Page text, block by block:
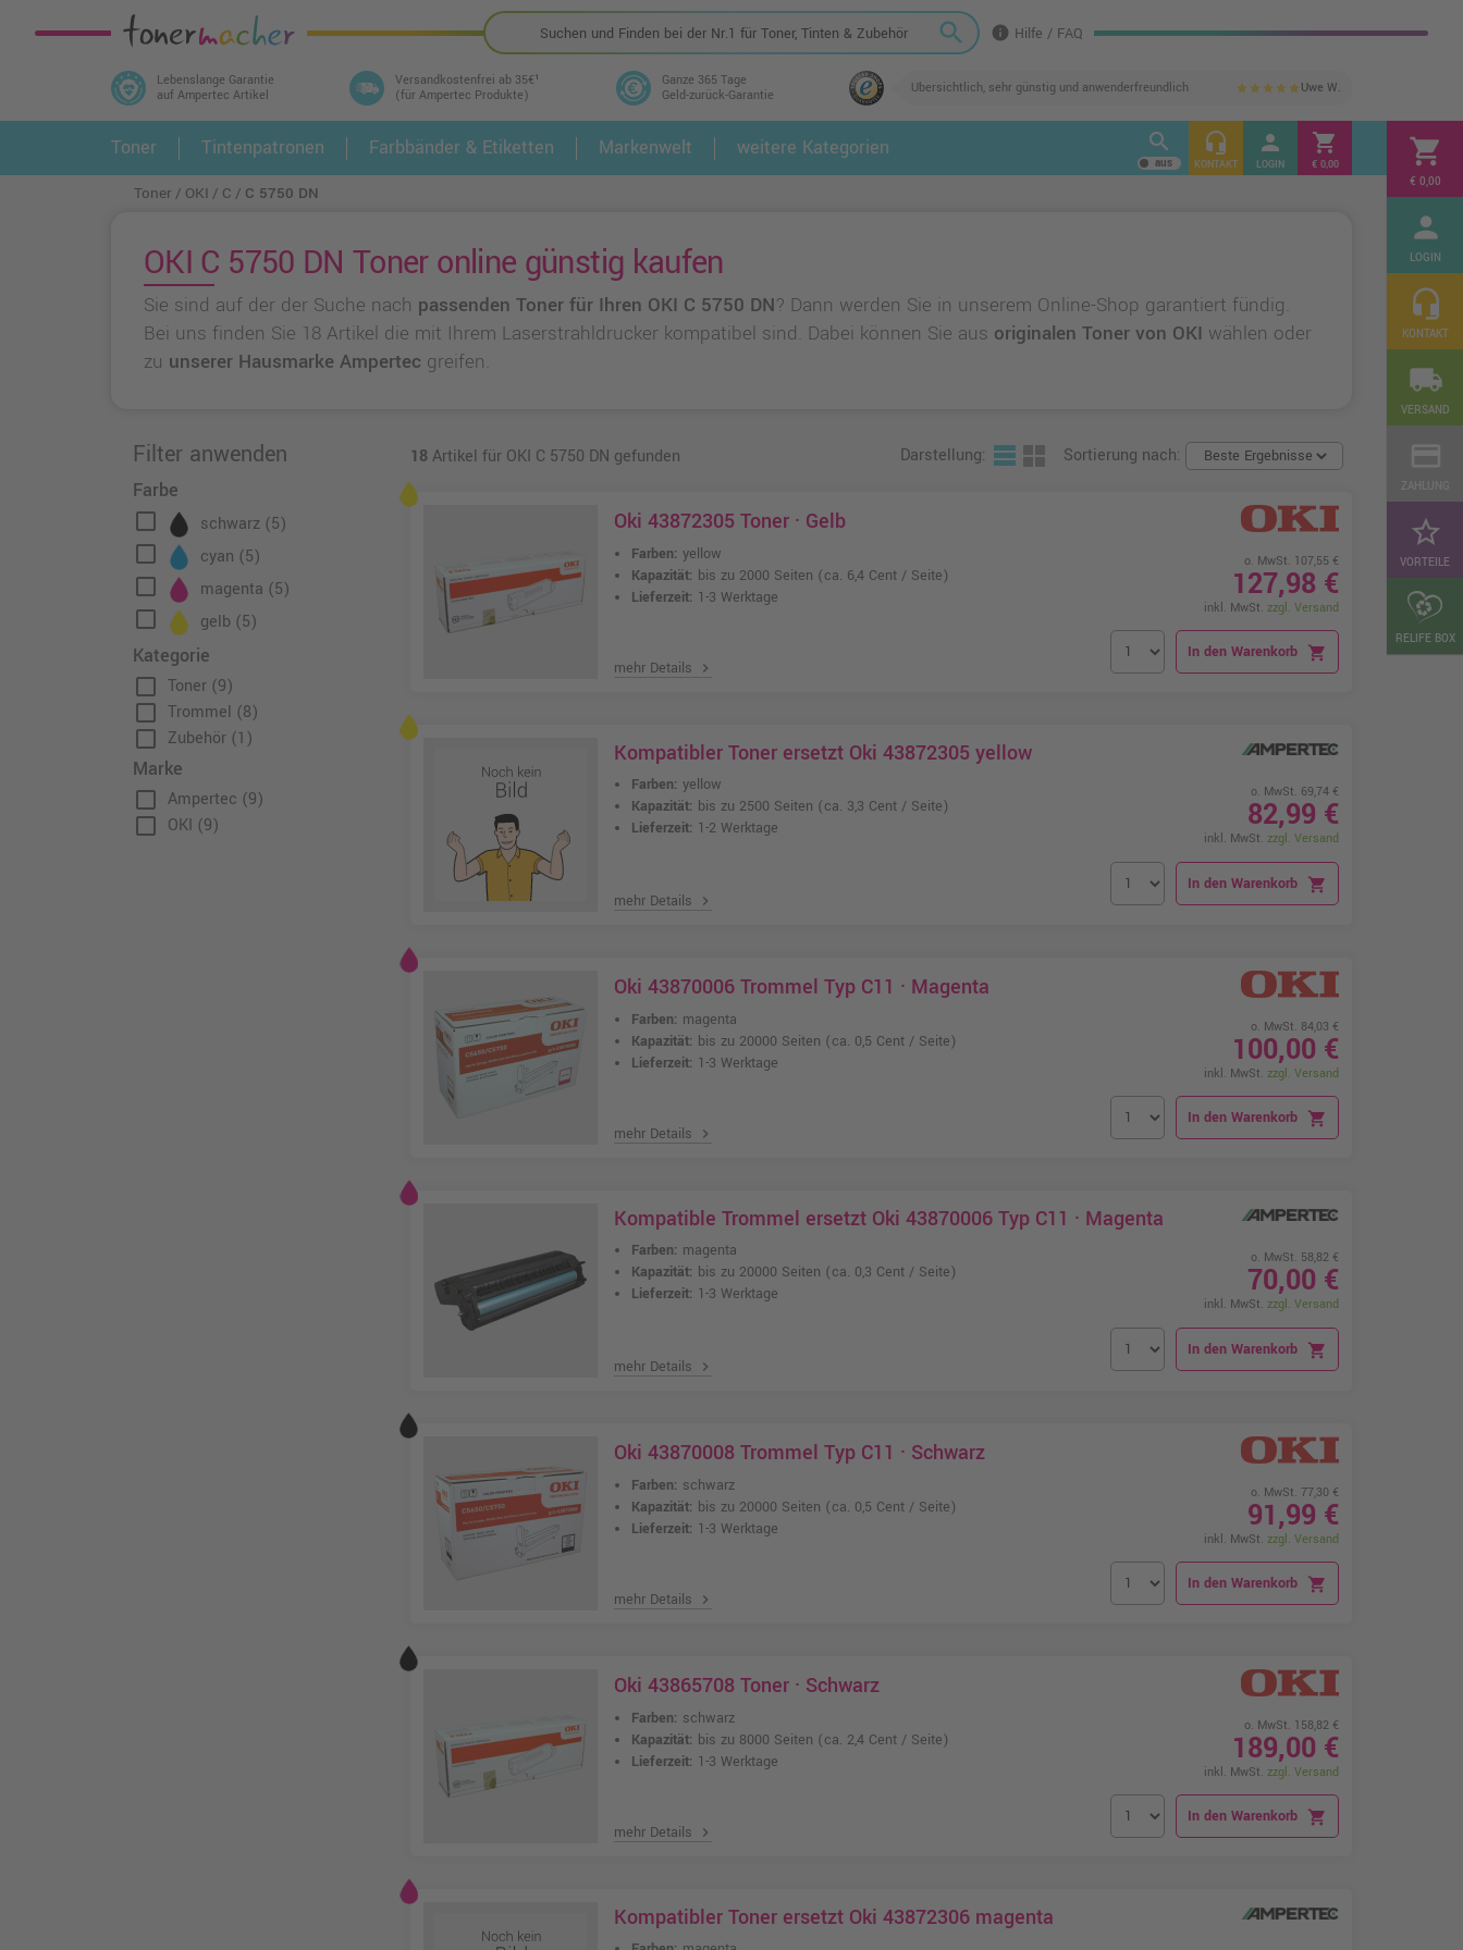
search info Hilfe / FAQ
Lebenslange Garantie
auf Ampertec Artikel
Versandkostenfrei ab 35€¹
(für Ampertec Produkte)
Ganze 365 Tage
Geld-zurück-Garantie
Übersichtlich, sehr günstig und anwenderfreundlich star star star star star Uwe W.
shopping_cart
€ 0,00
person
LOGIN
headset_mic
KONTAKT
local_shipping
VERSAND
star_border
VORTEILE
RELIFE BOX
In 3 einfachen Schritten ihr Druckermodell
und alle dazu passenden Artikel finden ➤ 1. 2.
Toner Tintenpatronen Farbbänder & Etiketten Markenwelt weitere Kategorien search headset_mic
KONTAKT
person
LOGIN
shopping_cart
€ 0,00
Toner OKI C C 5750 DN
OKI C 5750 DN Toner online günstig kaufen
Sie sind auf der der Suche nach passenden Toner für Ihren OKI C 5750 DN? Dann werden Sie in unserem Online-Shop garantiert fündig.
Bei uns finden Sie 18 Artikel die mit Ihrem Laserstrahldrucker kompatibel sind. Dabei können Sie aus originalen Toner von OKI wählen oder
zu unserer Hausmarke Ampertec greifen.
Filter anwenden
Farbe
check_box_outline_blank schwarz (5)
check_box_outline_blank cyan (5)
check_box_outline_blank magenta (5)
check_box_outline_blank gelb (5)
Kategorie
check_box_outline_blank Toner (9)
check_box_outline_blank Trommel (8)
check_box_outline_blank Zubehör (1)
Marke
check_box_outline_blank Ampertec (9)
check_box_outline_blank OKI (9)
18Artikel für OKI C 5750 DN gefunden Darstellung: Sortierung nach:
Oki 43872305 Toner · Gelb
Farben: yellow
Kapazität: bis zu 2000 Seiten (ca. 6,4 Cent / Seite)
Lieferzeit: 1-3 Werktage
mehr Details chevron_right
o. MwSt. 107,55 €
127,98 €
inkl. MwSt. zzgl. Versand
In den Warenkorb shopping_cart
Kompatibler Toner ersetzt Oki 43872305 yellow
Farben: yellow
Kapazität: bis zu 2500 Seiten (ca. 3,3 Cent / Seite)
Lieferzeit: 1-2 Werktage
mehr Details chevron_right
o. MwSt. 69,74 €
82,99 €
inkl. MwSt. zzgl. Versand
In den Warenkorb shopping_cart
Oki 43870006 Trommel Typ C11 · Magenta
Farben: magenta
Kapazität: bis zu 20000 Seiten (ca. 0,5 Cent / Seite)
Lieferzeit: 1-3 Werktage
mehr Details chevron_right
o. MwSt. 84,03 €
100,00 €
inkl. MwSt. zzgl. Versand
In den Warenkorb shopping_cart
Kompatible Trommel ersetzt Oki 43870006 Typ C11 · Magenta
Farben: magenta
Kapazität: bis zu 20000 Seiten (ca. 0,3 Cent / Seite)
Lieferzeit: 1-3 Werktage
mehr Details chevron_right
o. MwSt. 58,82 €
70,00 €
inkl. MwSt. zzgl. Versand
In den Warenkorb shopping_cart
Oki 43870008 Trommel Typ C11 · Schwarz
Farben: schwarz
Kapazität: bis zu 20000 Seiten (ca. 0,5 Cent / Seite)
Lieferzeit: 1-3 Werktage
mehr Details chevron_right
o. MwSt. 77,30 €
91,99 €
inkl. MwSt. zzgl. Versand
In den Warenkorb shopping_cart
Oki 43865708 Toner · Schwarz
Farben: schwarz
Kapazität: bis zu 8000 Seiten (ca. 2,4 Cent / Seite)
Lieferzeit: 1-3 Werktage
mehr Details chevron_right
o. MwSt. 158,82 €
189,00 €
inkl. MwSt. zzgl. Versand
In den Warenkorb shopping_cart
Kompatibler Toner ersetzt Oki 43872306 magenta